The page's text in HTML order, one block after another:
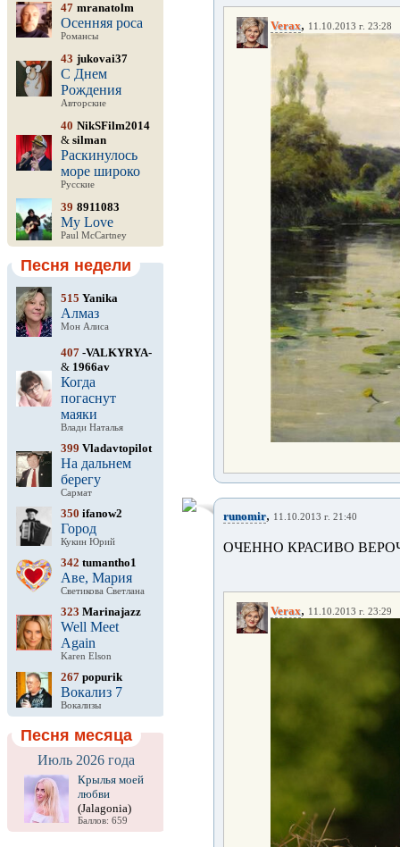
47 mranatolm
Осенняя роса
Романсы
43 jukovai37
С Днем
Рождения
Авторские
40 NikSFilm2014
& silman
Раскинулось
море широко
Русские
39 8911083
My Love
Paul McCartney
Песня недели
515 Yanika
Алмаз
Мон Алиса
407 -VALKYRYA-
& 1966av
Когда
погаснут
маяки
Влади Наталья
399 Vladavtopilot
На дальнем
берегу
Сармат
350 ifanow2
Город
Кукин Юрий
342 tumantho1
Аве, Мария
Светикова Светлана
323 Marinajazz
Well Meet
Again
Karen Elson
267 popurik
Вокализ 7
Вокализы
Песня месяца
Июль 2026 года
Крылья моей
любви
(Jalagonia)
Баллов: 659
Verax, 11.10.2013 г. 23:28
runomir, 11.10.2013 г. 21:40
ОЧЕННО КРАСИВО
Verax, 11.10.2013 г. 23:29